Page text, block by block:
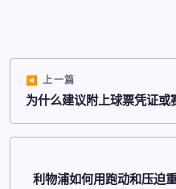
上一篇
为什么建议附上球票凭证或
利物浦如何用跑动和压迫